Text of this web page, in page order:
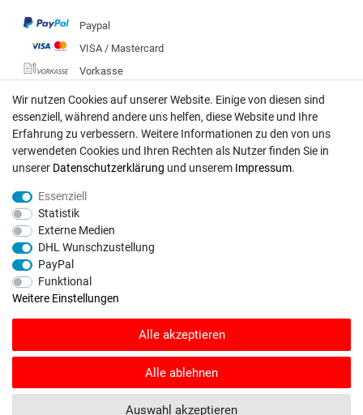
Paypal
VISA / Mastercard
Vorkasse
DHL
Deutsche Post
Bei Fragen wenden Sie sich direkt an unser Service-Team.
info@rasentraktoren-motoren.de
MA-Versand GmbH, 53925 Kall, In der Laach 1-3
SHOPVOTE Bewertungen. SHOPVOTE setzt automatische und manuelle
© Copyright 2026 | Alle Rechte vorbehalten. - Rasentraktoren-Motoren | Realisation
Wir nutzen Cookies auf unserer Website. Einige von diesen sind
essenziell, während andere uns helfen, diese Website und Ihre
Erfahrung zu verbessern. Weitere Informationen zu den von uns
verwendeten Cookies und Ihren Rechten als Nutzer finden Sie in
unserer Daten­schutz­erklärung und unserem Impressum.
Essenziell
Statistik
Externe Medien
DHL Wunschzustellung
PayPal
Funktional
Weitere Einstellungen
Alle akzeptieren
Alle ablehnen
Auswahl akzeptieren